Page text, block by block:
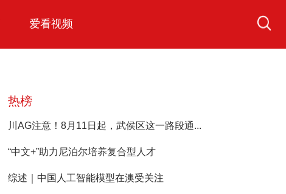
爱看视频
热榜
川AG注意！8月11日起，武侯区这一路段通...
“中文+”助力尼泊尔培养复合型人才
综述｜中国人工智能模型在澳受关注